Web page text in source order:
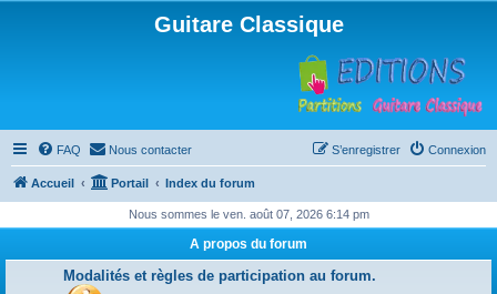
Guitare Classique
FAQ Nous contacter Connexion
S’enregistrer
Accueil Portail Index du forum
Nous sommes le ven. août 07, 2026 6:14 pm
A propos du forum
Modalités et règles de participation au forum.